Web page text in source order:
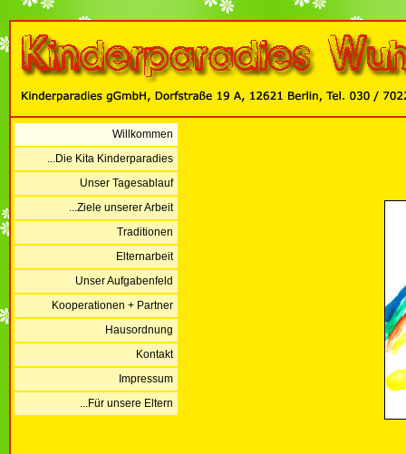
Willkommen
...Die Kita Kinderparadies
Unser Tagesablauf
...Ziele unserer Arbeit
Traditionen
Elternarbeit
Unser Aufgabenfeld
Kooperationen + Partner
Hausordnung
Kontakt
Impressum
...Für unsere Eltern